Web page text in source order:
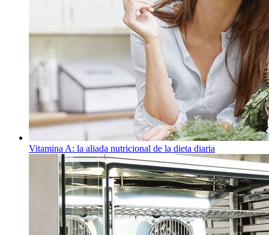
Vitamina A: la aliada nutricional de la dieta diaria